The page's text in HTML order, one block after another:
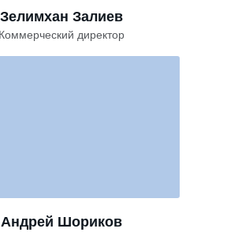
Зелимхан Залиев
Андрей Шориков
Коммерческий директор